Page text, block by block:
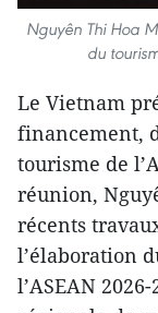
Nguyên Thi Hoa
du
Le Vietnam
financement,
tourisme de
réunion,
récents
l’élaboration
l’ASEAN